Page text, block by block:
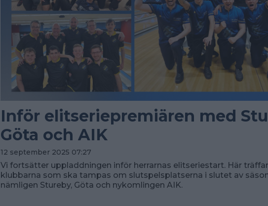
Inför elitseriepremiären med
Göta och AIK
12 september 2025 07:27
Vi fortsätter uppladdningen inför herrarnas elitseriestart. Här
klubbarna som ska tampas om slutspelsplatserna i slutet av
nämligen Stureby, Göta och nykomlingen AIK.